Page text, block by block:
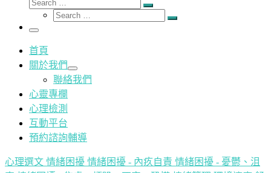
Search
Search
Search
Menu
首頁
關於我們
聯絡我們
心靈專欄
心理檢測
互動平台
預約諮詢輔導
心理選文 情緒困擾 情緒困擾 - 內疚自責 情緒困擾 - 憂鬱、沮